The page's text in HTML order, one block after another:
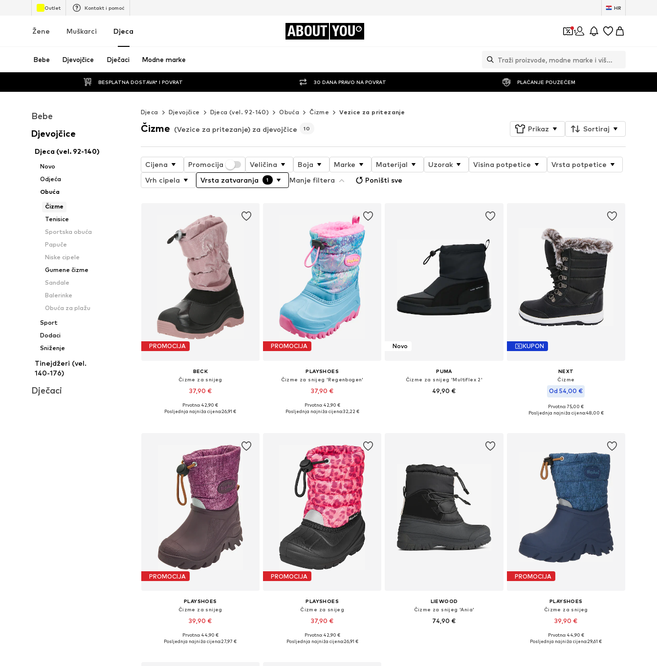
Outlet Kontakt i pomoć HR
Žene Muškarci Djeca ABOUT YOU 1
Bebe Djevojčice Dječaci Modne marke
BESPLATNA DOSTAVA* I POVRAT 30 DANA PRAVO NA POVRAT PLAĆANJE POUZEĆEM
Bebe
Djevojčice
Djeca (vel. 92-140)
Novo
Odjeća
Obuća
Čizme
Tenisice
Sportska obuća
Papuče
Niske cipele
Gumene čizme
Sandale
Balerinke
Obuća za plažu
Sport
Dodaci
Sniženje
Tinejdžeri (vel.
140-176)
Dječaci
Djeca Djevojčice Djeca (vel. 92-140) Obuća Čizme Vezice za pritezanje
Čizme (Vezice za pritezanje) za djevojčice 10 Prikaz Sortiraj
Cijena Promocija Veličina Boja Marke Materijal Uzorak Visina potpetice
Vrsta potpetice
Vrh cipela
Vrsta zatvaranja 1 Manje filtera Poništi sve
PROMOCIJA
BECK
Čizme za snijeg
37,90 €
Dostupno u više veličina
Prvotno: 42,90 €
Posljednja najniža cijena:26,91 €
PROMOCIJA
PLAYSHOES
Čizme za snijeg 'Regenbogen'
37,90 €
Prvotno: 42,90 €
Posljednja najniža cijena:32,22 €
Novo
PUMA
Čizme za snijeg 'Multiflex 2'
49,90 €
KUPON
NEXT
Čizme
Od 54,00 €
Dostupno u više veličina
Prvotno: 75,00 €
Posljednja najniža cijena:48,00 €
PROMOCIJA
PLAYSHOES
Čizme za snijeg
39,90 €
Prvotno: 44,90 €
Posljednja najniža cijena:27,97 €
PROMOCIJA
PLAYSHOES
Čizme za snijeg
37,90 €
Dostupne veličine: 28-29, 32-33
Prvotno: 42,90 €
Posljednja najniža cijena:26,91 €
LIEWOOD
Čizme za snijeg 'Ania'
74,90 €
PROMOCIJA
PLAYSHOES
Čizme za snijeg
39,90 €
Dostupne veličine: 22-23, 24-25, 28-29
Prvotno: 44,90 €
Posljednja najniža cijena:29,61 €